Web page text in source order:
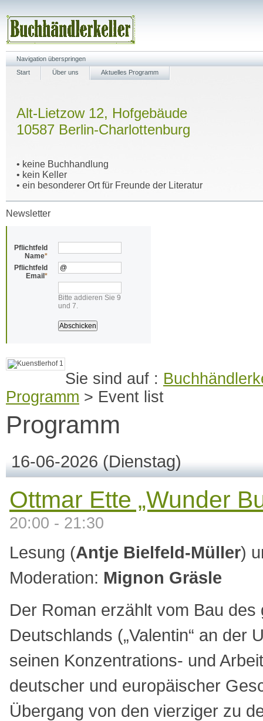
Navigation überspringen
Start
Über uns Aktuelles Programm
Alt-Lietzow 12, Hofgebäude
10587 Berlin-Charlottenburg
• keine Buchhandlung
• kein Keller
• ein besonderer Ort für Freunde der Literatur
Newsletter
Pflichtfeld
Name*
Pflichtfeld
Email *
Bitte addieren Sie 9
und 7.
Programm > Event list
Programm
16-06-2026 (Dienstag)
Ottmar Ette „Wunder
20:00 - 21:30
Lesung (Antje Bielfeld-Müller)
Moderation: Mignon Gräsle
Der Roman erzählt vom Bau
Deutschlands („Valentin“ an der
seinen Konzentrations- und
deutscher und europäischer
Übergang von den vierziger zu